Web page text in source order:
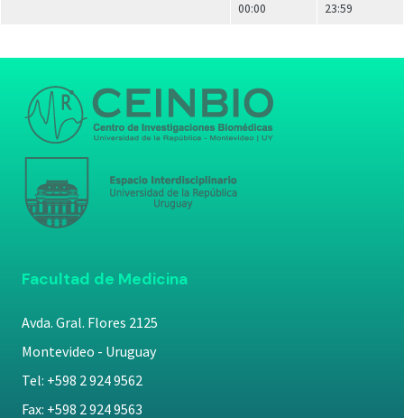
00:00
23:59
Facultad de Medicina
Avda. Gral. Flores 2125
Montevideo - Uruguay
Tel: +598 2 924 9562
Fax: +598 2 924 9563